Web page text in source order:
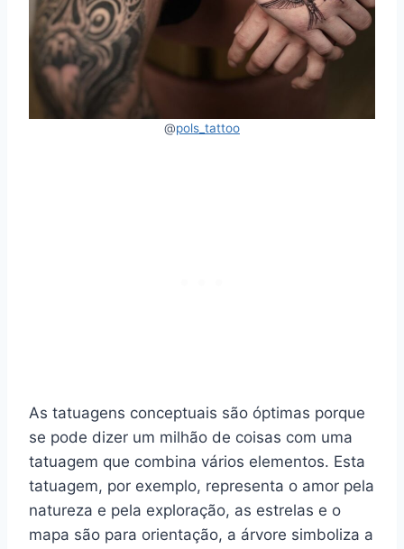
@pols_tattoo
As tatuagens conceptuais são óptimas porque
se pode dizer um milhão de coisas com uma
tatuagem que combina vários elementos. Esta
tatuagem, por exemplo, representa o amor pela
natureza e pela exploração, as estrelas e o
mapa são para orientação, a árvore simboliza a